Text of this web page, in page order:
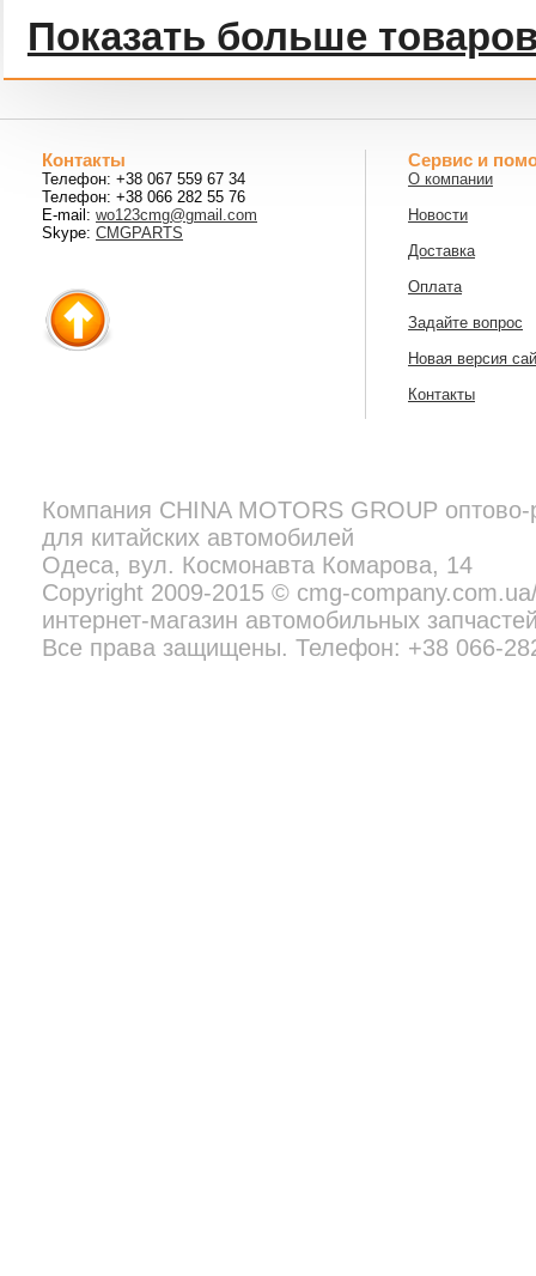
Показать больше
Контакты
Телефон: +38 067 559 67 34
Телефон: +38 066 282 55 76
E-mail: wo123cmg@gmail.com
Skype: CMGPARTS
Сервис и
О компании
Новости
Доставка
Оплата
Задайте вопрос
Новая версия
Контакты
Copyright 2009-2015 © cmg-company.com.ua/new -
Все права защищены. Телефон:
+38 097 692 02 06
Компания CHINA MOTORS GROUP
для китайских автомобилей
Одеса, вул. Космонавта Комарова, 14
Copyright 2009-2015 © cmg-
интернет-магазин автомобильных
Все права защищены. Телефон: +38 066-